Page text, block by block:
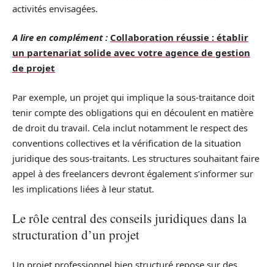
activités envisagées.
A lire en complément : Collaboration réussie : établir
un partenariat solide avec votre agence de gestion
de projet
Par exemple, un projet qui implique la sous-traitance doit
tenir compte des obligations qui en découlent en matière
de droit du travail. Cela inclut notamment le respect des
conventions collectives et la vérification de la situation
juridique des sous-traitants. Les structures souhaitant faire
appel à des freelancers devront également s’informer sur
les implications liées à leur statut.
Le rôle central des conseils juridiques dans la
structuration d’un projet
Un projet professionnel bien structuré repose sur des